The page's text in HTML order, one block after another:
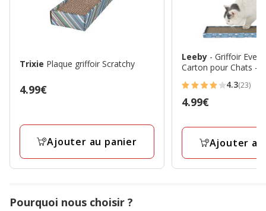
Trixie Plaque griffoir Scratchy
Prix
4.99€
Ajouter au panier
Leeby - Griffoir
Carton pour Chats -
4.3
étoiles
23
4.3(23)
Prix
4.99€
Ajouter
Pourquoi nous choisir ?